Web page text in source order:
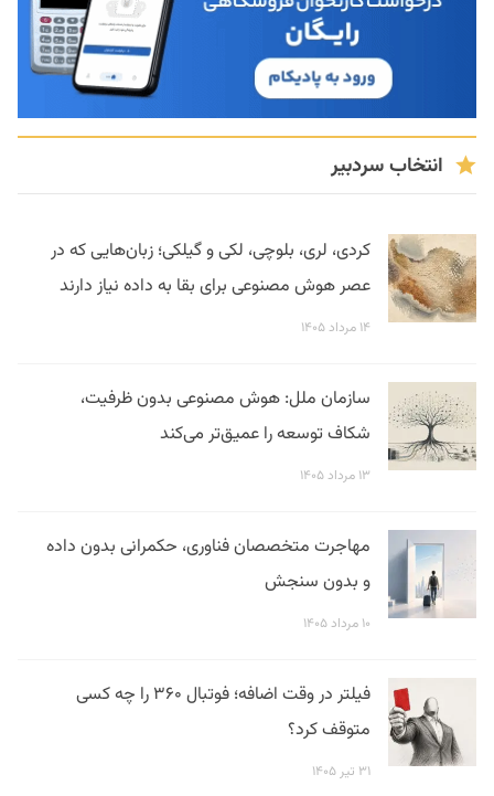
انتخاب سردبیر
کردی، لری، بلوچی، لکی و گیلکی؛ زبان‌هایی که در
عصر هوش مصنوعی برای بقا به داده نیاز دارند
۱۴ مرداد ۱۴۰۵
سازمان ملل: هوش مصنوعی بدون ظرفیت،
شکاف توسعه را عمیق‌تر می‌کند
۱۳ مرداد ۱۴۰۵
مهاجرت متخصصان فناوری، حکمرانی بدون داده
و بدون سنجش
۱۰ مرداد ۱۴۰۵
فیلتر در وقت اضافه؛ فوتبال ۳۶۰ را چه کسی
متوقف کرد؟
۳۱ تیر ۱۴۰۵